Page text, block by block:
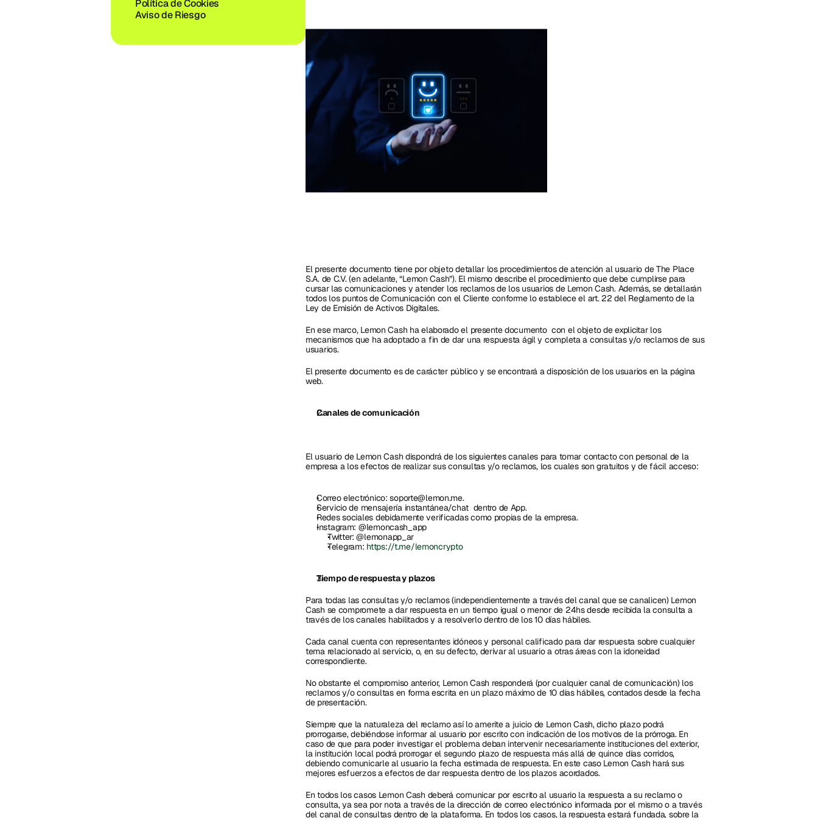
Política de Cookies
Aviso de Riesgo
El presente documento tiene por objeto detallar los procedimientos de atención al usuario de The Place
S.A. de C.V. (en adelante, “Lemon Cash”). El mismo describe el procedimiento que debe cumplirse para
cursar las comunicaciones y atender los reclamos de los usuarios de Lemon Cash. Además, se detallarán
todos los puntos de Comunicación con el Cliente conforme lo establece el art. 22 del Reglamento de la
Ley de Emisión de Activos Digitales.
En ese marco, Lemon Cash ha elaborado el presente documento  con el objeto de explicitar los
mecanismos que ha adoptado a fin de dar una respuesta ágil y completa a consultas y/o reclamos de sus
usuarios.
El presente documento es de carácter público y se encontrará a disposición de los usuarios en la página
web.
Canales de comunicación
El usuario de Lemon Cash dispondrá de los siguientes canales para tomar contacto con personal de la
empresa a los efectos de realizar sus consultas y/o reclamos, los cuales son gratuitos y de fácil acceso:
Correo electrónico: soporte@lemon.me.
Servicio de mensajería instantánea/chat  dentro de App.
Redes sociales debidamente verificadas como propias de la empresa.
Instagram: @lemoncash_app
Twitter: @lemonapp_ar
Telegram: https://t.me/lemoncrypto
Tiempo de respuesta y plazos
Para todas las consultas y/o reclamos (independientemente a través del canal que se canalicen) Lemon
Cash se compromete a dar respuesta en un tiempo igual o menor de 24hs desde recibida la consulta a
través de los canales habilitados y a resolverlo dentro de los 10 días hábiles.
Cada canal cuenta con representantes idóneos y personal calificado para dar respuesta sobre cualquier
tema relacionado al servicio, o, en su defecto, derivar al usuario a otras áreas con la idoneidad
correspondiente.
No obstante el compromiso anterior, Lemon Cash responderá (por cualquier canal de comunicación) los
reclamos y/o consultas en forma escrita en un plazo máximo de 10 días hábiles, contados desde la fecha
de presentación.
Siempre que la naturaleza del reclamo así lo amerite a juicio de Lemon Cash, dicho plazo podrá
prorrogarse, debiéndose informar al usuario por escrito con indicación de los motivos de la prórroga. En
caso de que para poder investigar el problema deban intervenir necesariamente instituciones del exterior,
la institución local podrá prorrogar el segundo plazo de respuesta más allá de quince días corridos,
debiendo comunicarle al usuario la fecha estimada de respuesta. En este caso Lemon Cash hará sus
mejores esfuerzos a efectos de dar respuesta dentro de los plazos acordados.
En todos los casos Lemon Cash deberá comunicar por escrito al usuario la respuesta a su reclamo o
consulta, ya sea por nota a través de la dirección de correo electrónico informada por el mismo o a través
del canal de consultas dentro de la plataforma. En todos los casos, la respuesta estará fundada, sobre la